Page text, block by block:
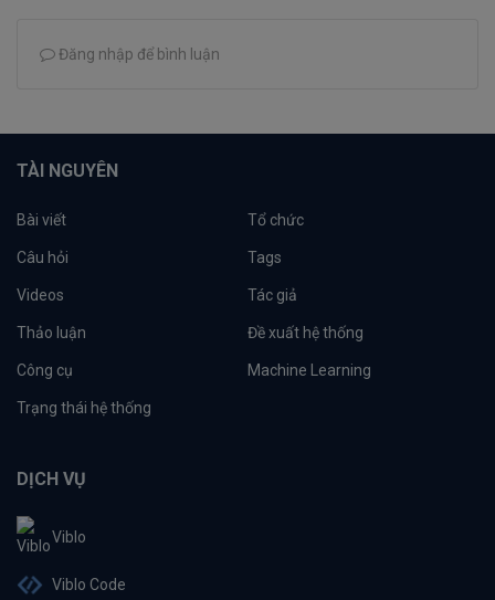
Đăng nhập để bình luận
TÀI NGUYÊN
Bài viết Tổ chức
Câu hỏi Tags
Videos Tác giả
Thảo luận Đề xuất hệ thống
Công cụ Machine Learning
Trạng thái hệ thống
DỊCH VỤ
Viblo
Viblo Code